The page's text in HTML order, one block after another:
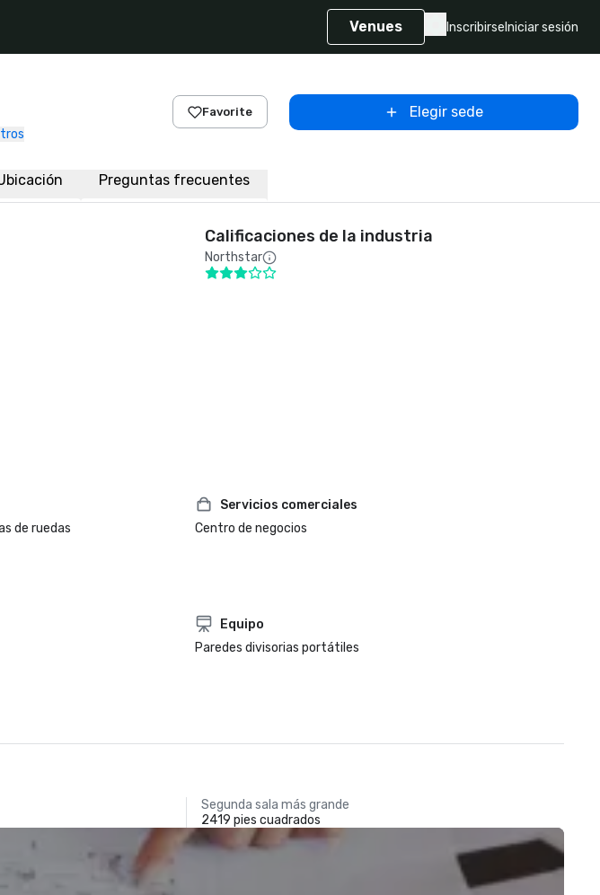
Venues Inscribirse Iniciar sesión
Favorite Elegir sede
Preguntas frecuentes
Calificaciones de la industria
Northstar
de ruedas
Servicios comerciales
Centro de negocios
Equipo
Paredes divisorias portátiles
Segunda sala más grande
2419 pies cuadrados